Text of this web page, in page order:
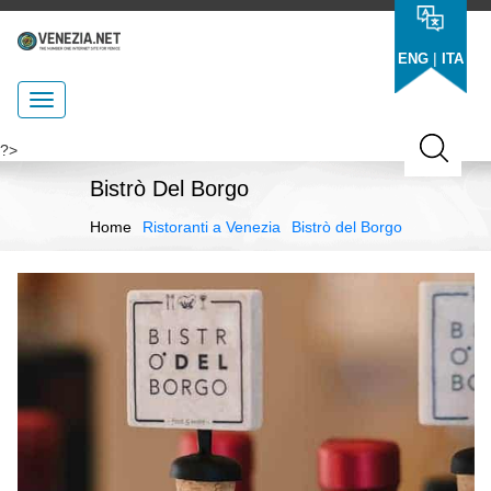
ENG | ITA
?>
Bistrò Del Borgo
Home Ristoranti a Venezia Bistrò del Borgo